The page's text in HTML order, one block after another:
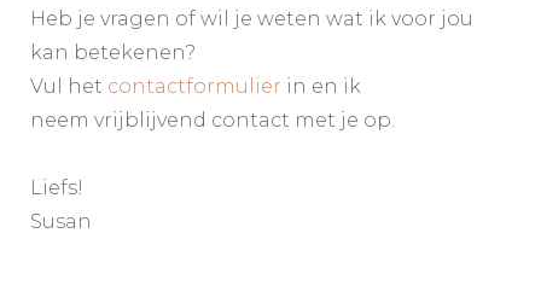
Heb je vragen of wil je weten wat ik voor jou
kan betekenen?
Vul het contactformulier in en ik
neem vrijblijvend contact met je op.
Liefs!
Susan